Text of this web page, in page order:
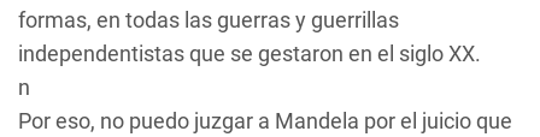
formas, en todas las guerras y guerrillas
independentistas que se gestaron en el siglo XX.
n
Por eso, no puedo juzgar a Mandela por el juicio que